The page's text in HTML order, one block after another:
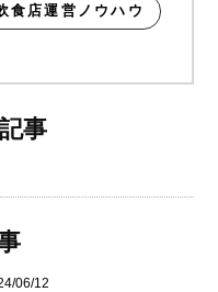
食店運営ノウハウ
事
06/12